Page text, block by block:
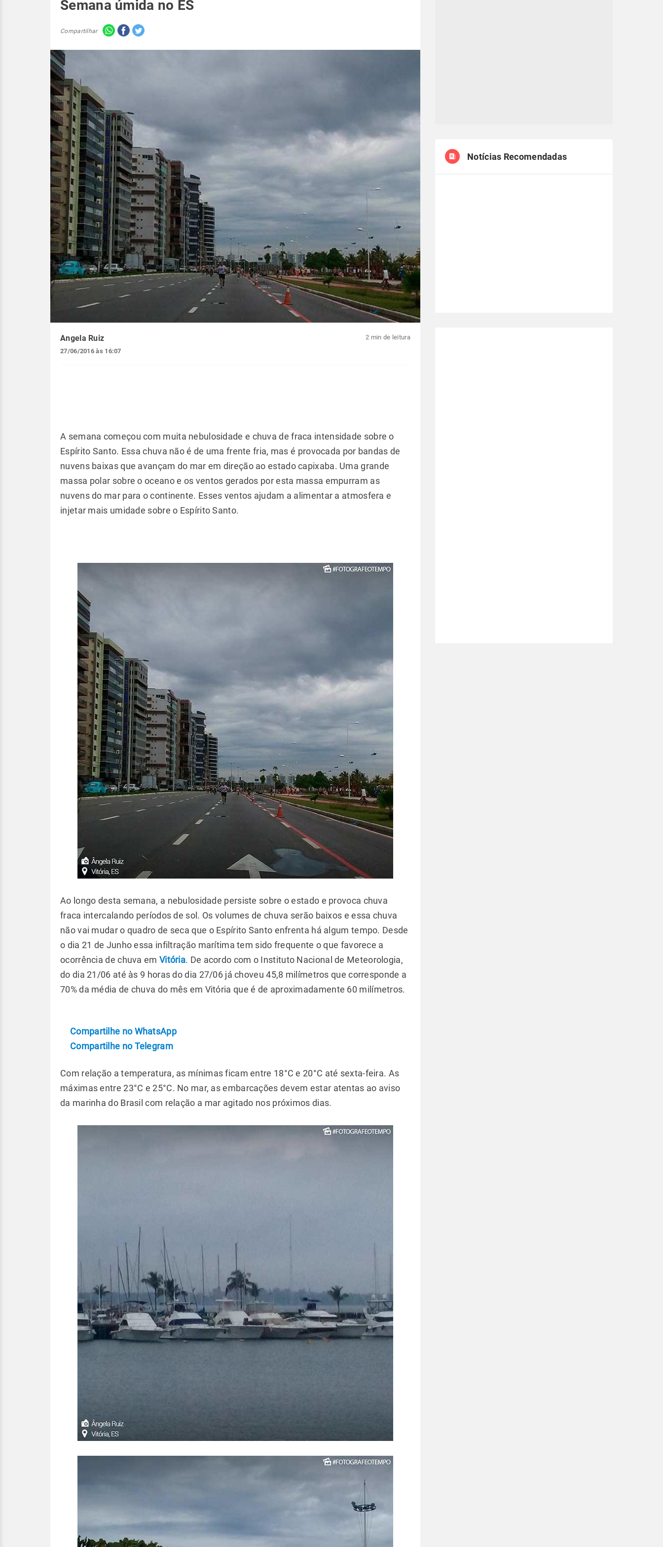
Semana úmida no ES
Compartilhar
Angela Ruiz
27/06/2016 às 16:07
2 min de leitura
A semana começou com muita nebulosidade e chuva de fraca intensidade sobre o
Espírito Santo. Essa chuva não é de uma frente fria, mas é provocada por bandas de
nuvens baixas que avançam do mar em direção ao estado capixaba. Uma grande
massa polar sobre o oceano e os ventos gerados por esta massa empurram as
nuvens do mar para o continente. Esses ventos ajudam a alimentar a atmosfera e
injetar mais umidade sobre o Espírito Santo.
Ao longo desta semana, a nebulosidade persiste sobre o estado e provoca chuva
fraca intercalando períodos de sol. Os volumes de chuva serão baixos e essa chuva
não vai mudar o quadro de seca que o Espírito Santo enfrenta há algum tempo. Desde
o dia 21 de Junho essa infiltração marítima tem sido frequente o que favorece a
ocorrência de chuva em Vitória. De acordo com o Instituto Nacional de Meteorologia,
do dia 21/06 até às 9 horas do dia 27/06 já choveu 45,8 milímetros que corresponde a
70% da média de chuva do mês em Vitória que é de aproximadamente 60 milímetros.
Compartilhe no WhatsApp
Compartilhe no Telegram
Com relação a temperatura, as mínimas ficam entre 18°C e 20°C até sexta-feira. As
máximas entre 23°C e 25°C. No mar, as embarcações devem estar atentas ao aviso
da marinha do Brasil com relação a mar agitado nos próximos dias.
Notícias Recomendadas